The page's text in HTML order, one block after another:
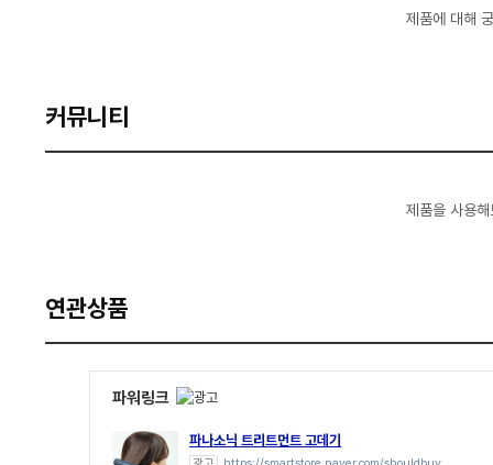
제품에 대해
커뮤니티
제품을 사용
연관상품
파워링크
파나소닉 트리트먼트 고데기